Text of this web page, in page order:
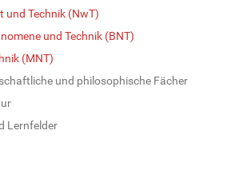
Technik (NwT)
und Technik (BNT)
(MNT)
und philosophische Fächer
Lernfelder